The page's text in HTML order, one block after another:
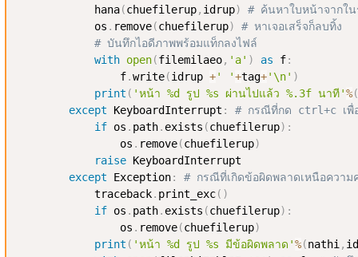
            hana
(chuefilerup, idrup)
# ค้นหาใบหน้าจากใ
            os
. remove(chuefilerup)
# หาเจอเสร็จก็ลบทิ้ง
# บันทึกไอดีภาพพร้อมแท็กลงไฟล์
with open(filemilaeo, 'a' ) as f:
                f
.write(idrup +' '+tag+'\n' )
print ( 'หน้า %d รูป %s ผ่านไปแล้ว %.3f นาที'%(
except KeyboardInterrupt :
# กรณีที่กด ctrl+c เพื่
if os . path. exists (chuefilerup) :
                os
. remove(chuefilerup)
raise KeyboardInterrupt
except Exception:
# กรณีที่เกิดข้อผิดพลาดเหนือควา
            traceback
. print_exc( )
if os . path. exists (chuefilerup) :
                os
. remove(chuefilerup)
print ( 'หน้า %d รูป %s มีข้อผิดพลาด'%(nathi ,